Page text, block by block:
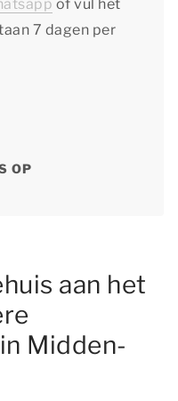
of vul het
7 dagen per
OP
aan het
Midden-